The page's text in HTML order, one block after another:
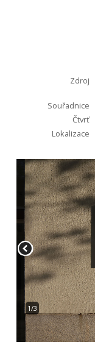
Zdroj
Souřadnice
Čtvrť
Lokalizace
1/3